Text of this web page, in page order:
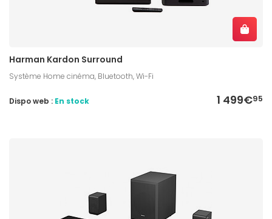
Harman Kardon Surround
Système Home cinéma, Bluetooth, Wi-Fi
1 499€95
Dispo web : En stock